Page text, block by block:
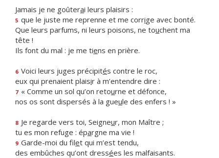
Jamais je ne goûterai leurs plaisirs :
5 que le juste me reprenne et me corrige avec bonté.
Que leurs parfums, ni leurs poisons, ne touchent ma
tête !
Ils font du mal : je me tiens en prière.
6 Voici leurs juges précipités contre le roc,
eux qui prenaient plaisir à m’entendre dire :
7 « Comme un sol qu’on retourne et défonce,
nos os sont dispersés à la gueule des enfers ! »
8 Je regarde vers toi, Seigneur, mon Maître ;
tu es mon refuge : épargne ma vie !
9 Garde-moi du filet qui m’est tendu,
des embûches qu’ont dressées les malfaisants.